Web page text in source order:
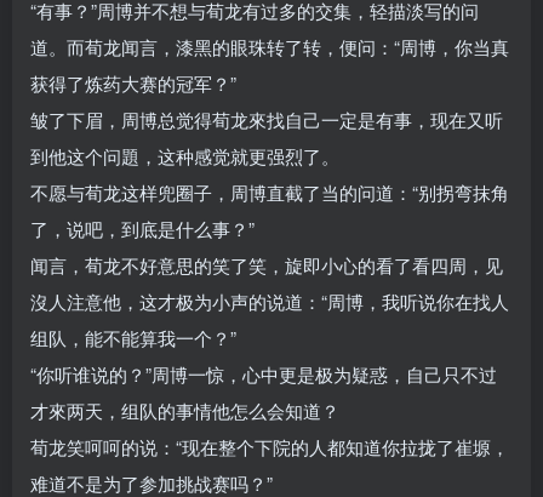
“有事？”周博并不想与荀龙有过多的交集，轻描淡写的问
道。而荀龙闻言，漆黑的眼珠转了转，便问：“周博，你当真
获得了炼药大赛的冠军？”
皱了下眉，周博总觉得荀龙來找自己一定是有事，现在又听
到他这个问題，这种感觉就更强烈了。
不愿与荀龙这样兜圈子，周博直截了当的问道：“别拐弯抹角
了，说吧，到底是什么事？”
闻言，荀龙不好意思的笑了笑，旋即小心的看了看四周，见
沒人注意他，这才极为小声的说道：“周博，我听说你在找人
组队，能不能算我一个？”
“你听谁说的？”周博一惊，心中更是极为疑惑，自己只不过
才來两天，组队的事情他怎么会知道？
荀龙笑呵呵的说：“现在整个下院的人都知道你拉拢了崔塬，
难道不是为了参加挑战赛吗？”